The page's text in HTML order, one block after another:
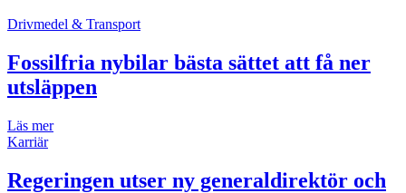
Drivmedel & Transport
Fossilfria nybilar bästa sättet att få ner
utsläppen
Läs mer
Karriär
Regeringen utser ny generaldirektör och